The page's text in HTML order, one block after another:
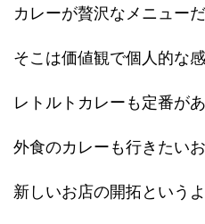
カレーが贅沢なメニュー
そこは価値観で個人的な
レトルトカレーも定番があ
外食のカレーも行きたい
新しいお店の開拓というよ